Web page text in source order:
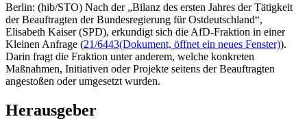
Berlin: (hib/STO) Nach der „Bilanz des ersten Jahres der Tätigkeit
der Beauftragten der Bundesregierung für Ostdeutschland“,
Elisabeth Kaiser (SPD), erkundigt sich die AfD-Fraktion in einer
Kleinen Anfrage (21/6443(Dokument, öffnet ein neues Fenster)).
Darin fragt die Fraktion unter anderem, welche konkreten
Maßnahmen, Initiativen oder Projekte seitens der Beauftragten
angestoßen oder umgesetzt wurden.
Herausgeber